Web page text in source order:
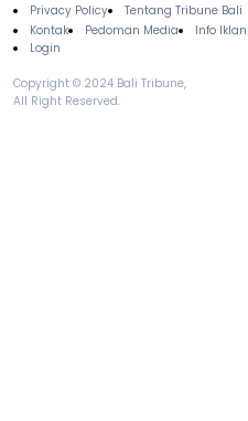
Footer
Privacy Policy
Tentang Tribune Bali
Kontak
Pedoman Media
Info Iklan
Login
Copyright © 2024 Bali Tribune,
All Right Reserved.